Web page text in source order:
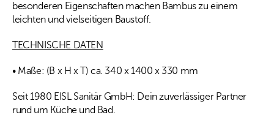
besonderen Eigenschaften machen Bambus zu einem
leichten und vielseitigen Baustoff.
TECHNISCHE DATEN
• Maße: (B x H x T) ca. 340 x 1400 x 330 mm
Seit 1980 EISL Sanitär GmbH: Dein zuverlässiger Partner
rund um Küche und Bad.